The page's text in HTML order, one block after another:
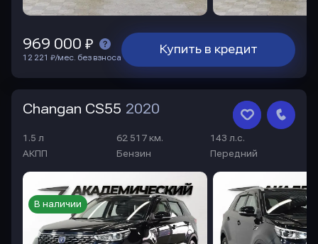
Купить в кредит
969 000 ₽
12 221 ₽/мес. без взноса
Changan CS55 2020
1.5 л 62 517 км.
143 л.с.
АКПП
Бензин Передний
В наличии